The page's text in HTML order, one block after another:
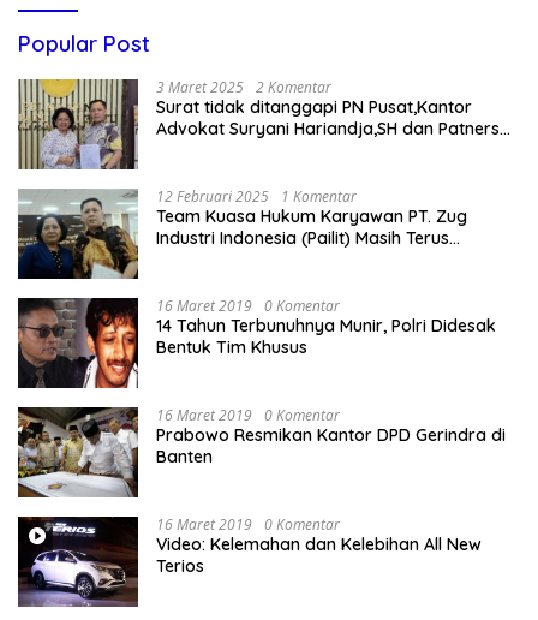
Popular Post
3 Maret 2025 2 Komentar
Surat tidak ditanggapi PN Pusat,Kantor
Advokat Suryani Hariandja,SH dan Patners
12 Februari 2025 1 Komentar
Team Kuasa Hukum Karyawan PT. Zug
Industri Indonesia (Pailit) Masih Terus
16 Maret 2019 0 Komentar
14 Tahun Terbunuhnya Munir, Polri Didesak
Bentuk Tim Khusus
16 Maret 2019 0 Komentar
Prabowo Resmikan Kantor DPD Gerindra di
Banten
16 Maret 2019 0 Komentar
Video: Kelemahan dan Kelebihan All New
Terios